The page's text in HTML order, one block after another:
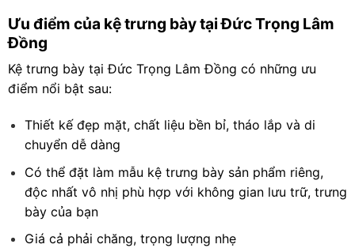
Ưu điểm của kệ trưng bày tại Đức Trọng Lâm
Đồng
Kệ trưng bày tại Đức Trọng Lâm Đồng có những ưu
điểm nổi bật sau:
Thiết kế đẹp mặt, chất liệu bền bỉ, tháo lắp và di
chuyển dễ dàng
Có thể đặt làm mẫu kệ trưng bày sản phẩm riêng,
độc nhất vô nhị phù hợp với không gian lưu trữ, trưng
bày của bạn
Giá cả phải chăng, trọng lượng nhẹ